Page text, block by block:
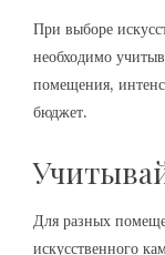
При выборе
необходимо
помещения,
бюджет.
Для разных
искусственного